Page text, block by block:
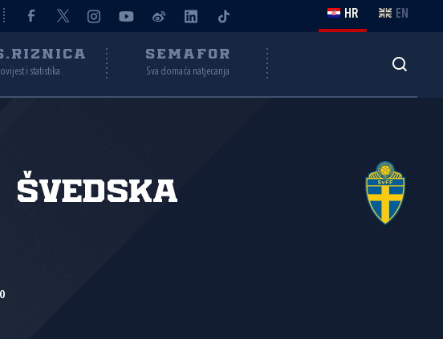
HR EN
i statistika
SEMAFOR
Sva domaća natjecanja
Švedska